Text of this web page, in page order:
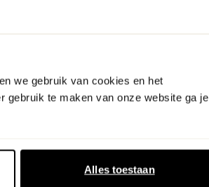
we gebruik van cookies en het
gebruik te maken van onze website ga je
Alles toestaan